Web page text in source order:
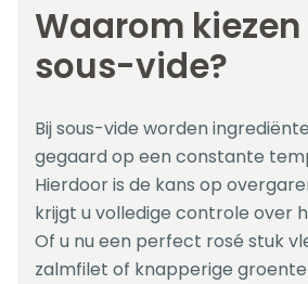
Waarom
sous-vide?
Bij sous-vide worden
gegaard op een constante
Hierdoor is de kans op
krijgt u volledige controle over
Of u nu een perfect rosé stuk
zalmfilet of knapperige